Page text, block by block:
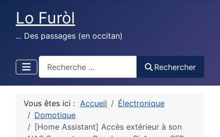
Lo Furòl
... Des passages (en occitan)
Rechercher
Vous êtes ici : Accueil
Électronique
Domotique
[Home Assistant] Accès extérieur à son